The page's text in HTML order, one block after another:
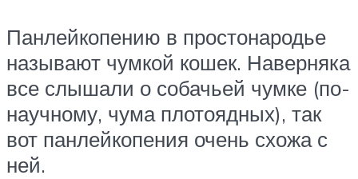
Панлейкопению в простонародье
называют чумкой кошек. Наверняка
все слышали о собачьей чумке (по-
научному, чума плотоядных), так
вот панлейкопения очень схожа с
ней.